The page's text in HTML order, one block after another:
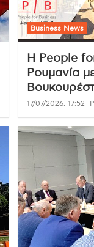
Business News
Η People
Ρουμανία
17/07/2026, 17:52